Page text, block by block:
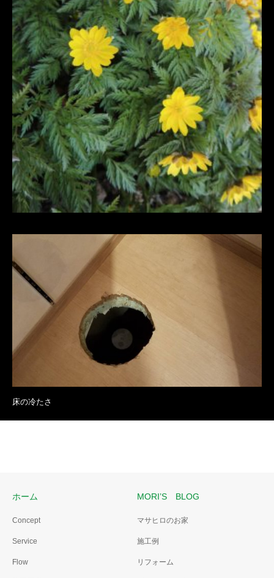
床の冷たさ
ホーム
Concept
Service
Flow
MORI’S BLOG
マサヒロのお家
施工例
リフォーム